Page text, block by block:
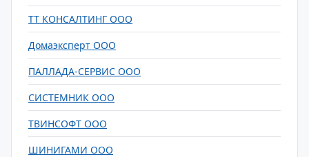
ТТ КОНСАЛТИНГ ООО
Домаэксперт ООО
ПАЛЛАДА-СЕРВИС ООО
СИСТЕМНИК ООО
ТВИНСОФТ ООО
ШИНИГАМИ ООО